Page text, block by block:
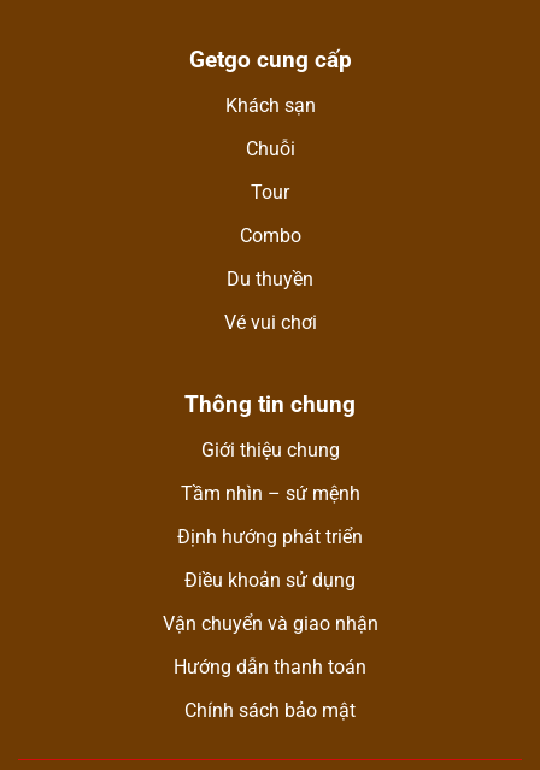
Getgo cung cấp
Khách sạn
Chuỗi
Tour
Combo
Du thuyền
Vé vui chơi
Thông tin chung
Giới thiệu chung
Tầm nhìn – sứ mệnh
Định hướng phát triển
Điều khoản sử dụng
Vận chuyển và giao nhận
Hướng dẫn thanh toán
Chính sách bảo mật